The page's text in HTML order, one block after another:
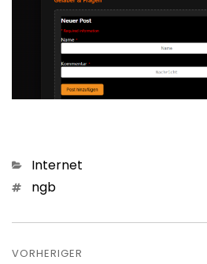
Kategorien
Internet
Schlagwörter
ngb
VORHERIGER